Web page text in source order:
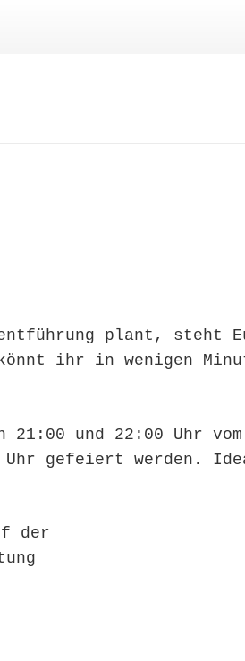
plant, steht
ihr in wenigen
21:00 und 22:00 Uhr
gefeiert werden.